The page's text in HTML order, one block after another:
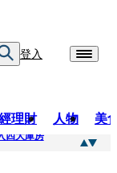
登入
理財 人物 美
四大庫房